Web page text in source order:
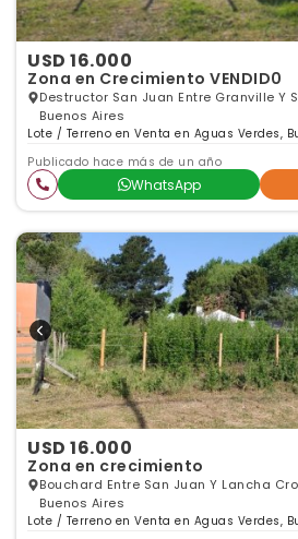
USD 16.000
Zona en Crecimiento VENDID0
Destructor San Juan Entre Granville Y
Buenos Aires
Lote / Terreno en Venta en Aguas Verdes,
Publicado hace más de un año
WhatsApp
USD 16.000
Zona en crecimiento
Bouchard Entre San Juan Y Lancha
Buenos Aires
Lote / Terreno en Venta en Aguas Verdes,